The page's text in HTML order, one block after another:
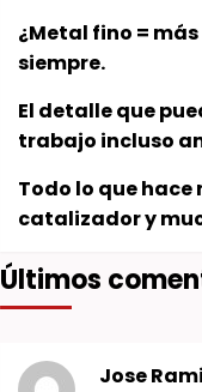
¿Metal fino =
siempre.
El detalle que
trabajo incluso
Todo lo que hace
catalizador y
Últimos
Jose